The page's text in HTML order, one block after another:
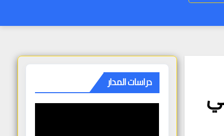
دراسات المدار